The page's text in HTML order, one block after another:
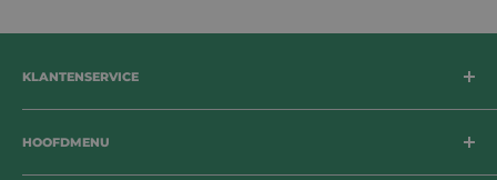
KLANTENSERVICE
Bezorging
Betaalmogelijkheden
HOOFDMENU